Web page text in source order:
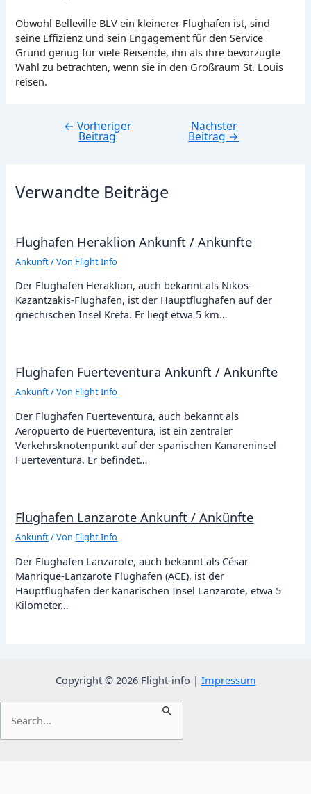
Obwohl Belleville BLV ein kleinerer Flughafen ist, sind
seine Effizienz und sein Engagement für den Service
Grund genug für viele Reisende, ihn als ihre bevorzugte
Wahl zu betrachten, wenn sie in den Großraum St. Louis
reisen.
Beitragsnavigation
← Vorheriger
Beitrag
Nächster
Beitrag→
Verwandte Beiträge
Flughafen Heraklion Ankunft / Ankünfte
Ankunft/ Von Flight Info
Der Flughafen Heraklion, auch bekannt als Nikos-
Kazantzakis-Flughafen, ist der Hauptflughafen auf der
griechischen Insel Kreta. Er liegt etwa 5 km…
Flughafen Fuerteventura Ankunft / Ankünfte
Ankunft/ Von Flight Info
Der Flughafen Fuerteventura, auch bekannt als
Aeropuerto de Fuerteventura, ist ein zentraler
Verkehrsknotenpunkt auf der spanischen Kanareninsel
Fuerteventura. Er befindet…
Flughafen Lanzarote Ankunft / Ankünfte
Ankunft/ Von Flight Info
Der Flughafen Lanzarote, auch bekannt als César
Manrique-Lanzarote Flughafen (ACE), ist der
Hauptflughafen der kanarischen Insel Lanzarote, etwa 5
Kilometer…
Copyright © 2026 Flight-info | Impressum
nach: